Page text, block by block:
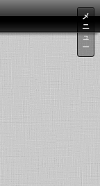
メ
ニ
ュ
ー